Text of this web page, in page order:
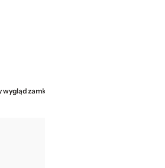
zamknięty w szklanym opakowaniu?